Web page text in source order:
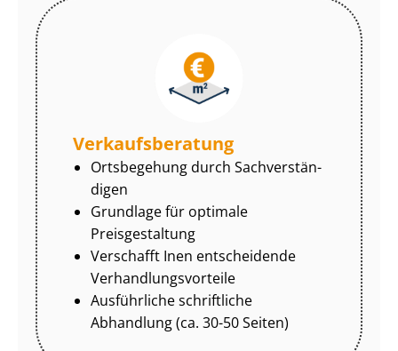
Ver­kaufs­be­ra­tung
Ortsbegehung durch Sach­ver­stän­
di­gen
Grundlage für optimale
Preisgestaltung
Verschafft Inen entscheidende
Ver­hand­lungs­vor­tei­le
Ausführliche schriftliche
Abhandlung (ca. 30-50 Seiten)